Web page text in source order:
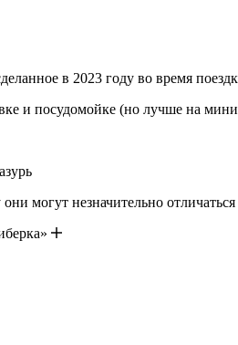
в 2023 году во время
и посудомойке (но лучше на
могут незначительно отличаться